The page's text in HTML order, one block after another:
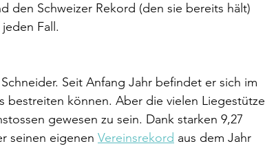
den Schweizer Rekord (den sie bereits hält)
Fall.
Seit Anfang Jahr befindet er sich im
bestreiten können. Aber die vielen Liegestütze
gewesen zu sein. Dank starken 9,27
seinen eigenen Vereinsrekord aus dem Jahr